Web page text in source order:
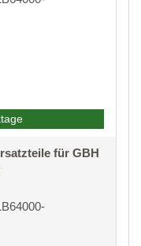
für GBH